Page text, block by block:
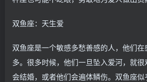
双鱼座：天生爱
双鱼座是一个敏感多愁善感的人，他们
多。很多时候，他们一旦坠入爱河，就
会结婚，或者他们会遍体鳞伤。双鱼座